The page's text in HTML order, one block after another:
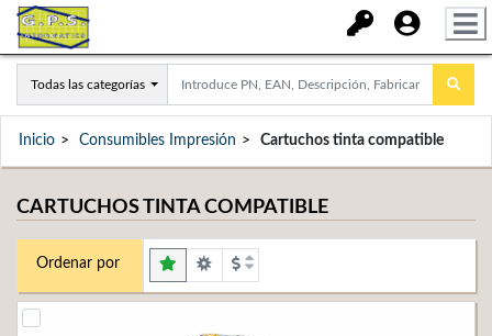
Todas las categorías
Inicio Consumibles Impresión Cartuchos tinta compatible
CARTUCHOS TINTA COMPATIBLE
Ordenar por